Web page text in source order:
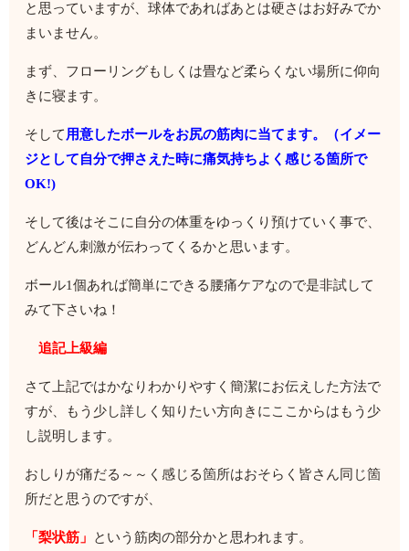
と思っていますが、球体であればあとは硬さはお好みでか
まいません。
まず、フローリングもしくは畳など柔らくない場所に仰向
きに寝ます。
そして 用意したボールをお尻の筋肉に当てます。（イメー
ジとして自分で押さえた時に痛気持ちよく感じる箇所で
OK!)
そして後はそこに自分の体重をゆっくり預けていく事で、
どんどん刺激が伝わってくるかと思います。
ボール1個あれば簡単にできる腰痛ケアなので是非試して
みて下さいね！
追記上級編
さて上記ではかなりわかりやすく簡潔にお伝えした方法で
すが、もう少し詳しく知りたい方向きにここからはもう少
し説明します。
おしりが痛だる～～く感じる箇所はおそらく皆さん同じ箇
所だと思うのですが、
「梨状筋」 という筋肉の部分かと思われます。